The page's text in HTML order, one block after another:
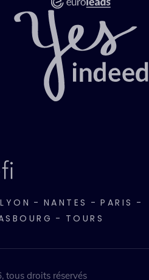
LYON - NANTES - PARIS -
- TOURS
tous droits réservés